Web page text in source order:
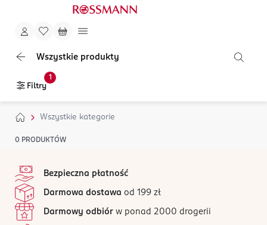
Wszystkie produkty
Filtry
1
Wszystkie kategorie
0 PRODUKTÓW
Bezpieczna płatność
Darmowa dostawa od 199 zł
Darmowy odbiór w ponad 2000 drogerii